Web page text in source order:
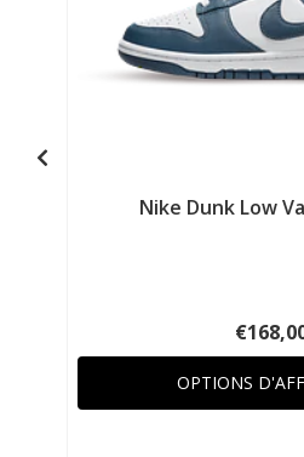
Nike Dunk Low
OPTIONS